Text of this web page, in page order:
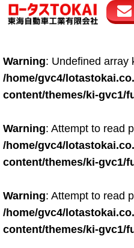
車販売
スマイル車検
鈑金・塗装
点検・整備
ロードサービス
レンタカー
Warning: Undefined array
/home/gvc4/
content/themes/ki-gvc1/
Warning: Attempt to read
/home/gvc4/
content/themes/ki-gvc1/
Warning: Attempt to read
/home/gvc4/
content/themes/ki-gvc1/